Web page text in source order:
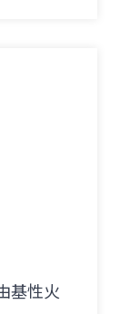
基性火